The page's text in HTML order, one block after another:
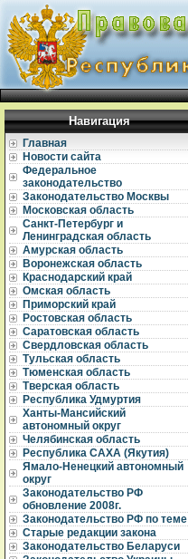
Навигация
Главная
Новости сайта
Федеральное
законодательство
Законодательство Москвы
Московская область
Санкт-Петербург и
Ленинградская область
Амурская область
Воронежская область
Краснодарский край
Омская область
Приморский край
Ростовская область
Саратовская область
Свердловская область
Тульская область
Тюменская область
Тверская область
Республика Удмуртия
Ханты-Мансийский
автономный округ
Челябинская область
Республика САХА (Якутия)
Ямало-Ненецкий автономный
округ
Законодательство РФ
обновление 2008г.
Законодательство РФ по теме
Старые редакции закона
Законодательство Беларуси